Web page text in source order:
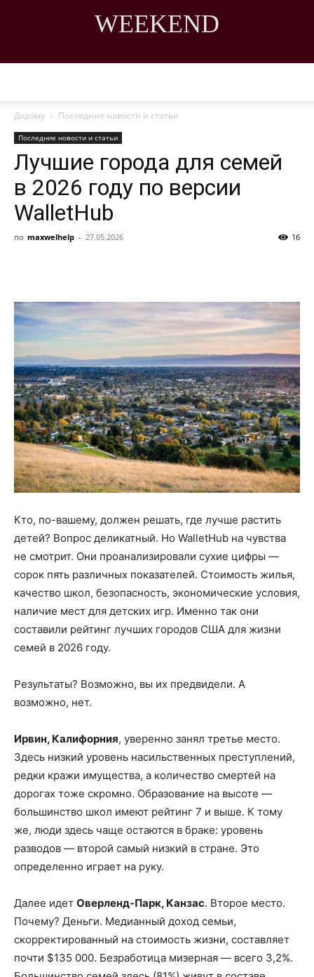
WEEKEND
Додому Последние новости и статьи
Последние новости и статьи
Лучшие города для семей
в 2026 году по версии
WalletHub
по maxwelhelp - 27.05.2026 16
Кто, по-вашему, должен решать, где лучше растить
детей? Вопрос деликатный. Но WalletHub на чувства
не смотрит. Они проанализировали сухие цифры —
сорок пять различных показателей. Стоимость жилья,
качество школ, безопасность, экономические условия,
наличие мест для детских игр. Именно так они
составили рейтинг лучших городов США для жизни
семей в 2026 году.
Результаты? Возможно, вы их предвидели. А
возможно, нет.
Ирвин, Калифорния, уверенно занял третье место.
Здесь низкий уровень насильственных преступлений,
редки кражи имущества, а количество смертей на
дорогах тоже скромно. Образование на высоте —
большинство школ имеют рейтинг 7 и выше. К тому
же, люди здесь чаще остаются в браке: уровень
разводов — второй самый низкий в стране. Это
определенно играет на руку.
Далее идет Оверленд-Парк, Канзас. Второе место.
Почему? Деньги. Медианный доход семьи,
скорректированный на стоимость жизни, составляет
почти $135 000. Безработица мизерная — всего 3,2%.